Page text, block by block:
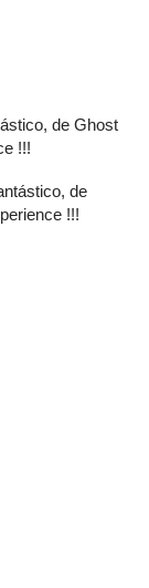
de Ghost
!!!